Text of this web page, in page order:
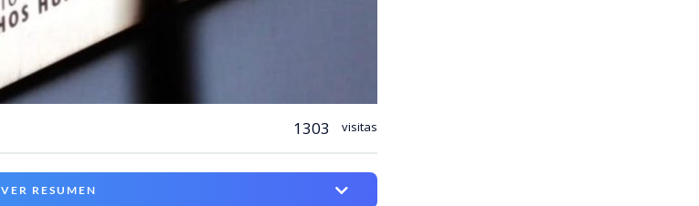
1303 visitas
VER RESUMEN